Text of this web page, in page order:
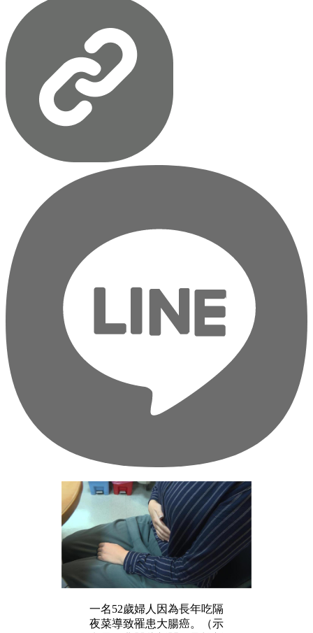
一名52歲婦人因為長年吃隔
夜菜導致罹患大腸癌。（示